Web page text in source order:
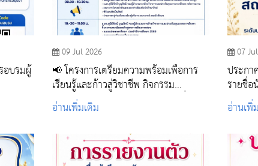
อบรมผู้
09 Jul 2026
📢 โครงการเตรียมความพร้อมเพื่อการ
เรียนรู้และก้าวสู่วิชาชีพ กิจกรรม
ปฐมนิเทศและเตรียมความพร้อมเพื่อการ
เรียนรู้ นักศึกษาผู้ช่วยพยาบาล รุ่นที่ 4
อ่านเพิ่มเติม
07
ประกา
รายชื่
ปริญญ
ศึกษา
อ่านเพิ่